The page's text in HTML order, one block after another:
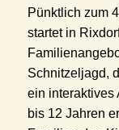
Pünktlich zum
startet in
Schnitzeljagd,
ein interaktives
bis 12 Jahren